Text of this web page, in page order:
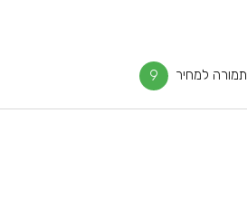
תמורה למחיר 9